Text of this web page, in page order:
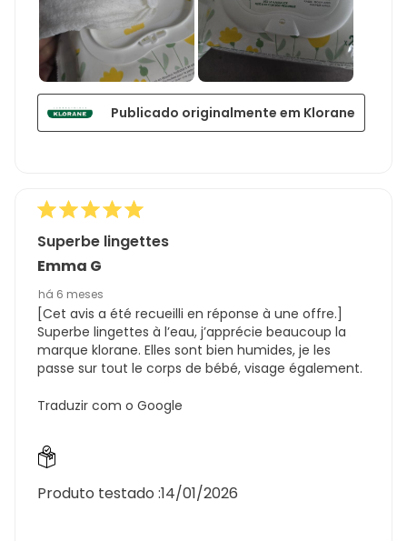
Publicado originalmente em Klorane
Superbe lingettes
Emma G
há 6 meses
[Cet avis a été recueilli en réponse à une offre.]
Superbe lingettes à l’eau, j’apprécie beaucoup la
marque klorane. Elles sont bien humides, je les
passe sur tout le corps de bébé, visage également.
Traduzir com o Google
Produto testado :14/01/2026